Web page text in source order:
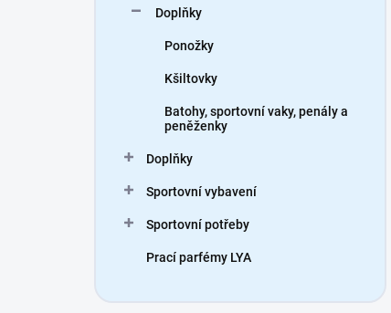
Doplňky
Ponožky
Kšiltovky
Batohy, sportovní vaky, penály a
peněženky
Doplňky
Sportovní vybavení
Sportovní potřeby
Prací parfémy LYA